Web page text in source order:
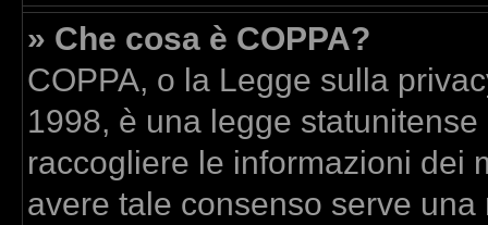
» Che cosa è COPPA?
COPPA, o la Legge sulla
1998, è una legge
raccogliere le informazioni dei
avere tale consenso serve